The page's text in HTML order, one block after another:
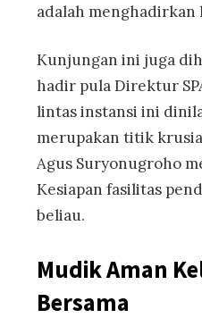
adalah menghadirkan
Kunjungan ini juga
hadir pula Direktur
lintas instansi ini
merupakan titik
Agus Suryonugroho
Kesiapan fasilitas
beliau.
Mudik Aman
Bersama